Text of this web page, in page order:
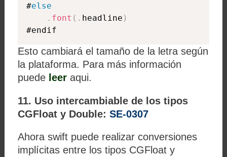
#else
. font ( . headline )
#endif
Esto cambiará el tamaño de la letra según
la plataforma. Para más información
puede leer aqui.
11. Uso intercambiable de los tipos
CGFloat y Double:SE-0307
Ahora swift puede realizar conversiones
implícitas entre los tipos CGFloat y